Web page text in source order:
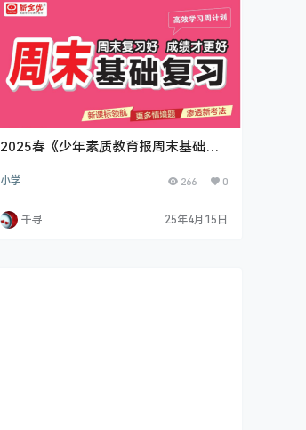
2025春《少年素质教育报周末基础复
小学 266 0
千寻 25年4月15日